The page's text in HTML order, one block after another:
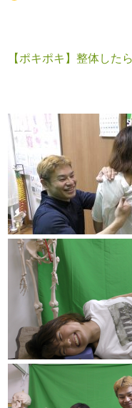
【ポキポキ】整体した